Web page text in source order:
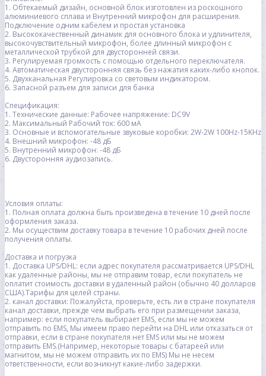
1. Обтекаемый дизайн, основной блок изготовлен из роскошного
алюминиевого сплава и Внутренний микрофон для расширения.
Подключение одним кабелем и простая установка
2. Высококачественный динамик для основного блока и удлинителя,
высокочувствительный микрофон, более длинный микрофон с
металлической трубкой для двусторонней связи.
3. Регулируемая громкость с помощью отдельного переключателя.
4. Автоматическая двусторонняя связь без нажатия каких-либо кнопок.
5. Двухканальная Регулировка со световым индикатором.
6. Запасной разъем для записи для банка
Спецификация:
1. Технические данные: Рабочее напряжение: DC9V
2. Максимальный Рабочий ток: 600 мА
3. Основные и вспомогательные звуковые коробки: 2W-2W 100Hz-15KHz
4. Внешний микрофон: -48 дБ
5. Внутренний микрофон: -48 дБ
6. Двусторонняя аудиозапись.
Условия оплаты:
1. Полная оплата должна быть произведена в течение 10 дней после
оформления заказа.
2. Мы осуществим доставку товара в течение 10 рабочих дней после
получения оплаты.
Доставка и погрузка
1. Доставка UPS/DHL: если адрес покупателя рассматривается UPS/DHL
как удаленные районы, мы не отправим товар, если покупатель не
оплатит стоимость доставки в удаленный район (обычно 40 долларов
США).Тарифы для целей страны.
2. канал доставки: Пожалуйста, проверьте, есть ли в стране покупателя
канал доставки, прежде чем выбрать его при размещении заказа,
например: если покупатель выбирает EMS, если мы не можем
отправить по EMS, Мы имеем право перейти на DHL или отказаться от
отправки, если в стране покупателя нет EMS или мы не можем
отправить EMS.(Например, некоторые товары с батареей или
магнитом, мы не можем отправить их по EMS) Мы не несем
ответственности, если возникнут какие-либо задержки.